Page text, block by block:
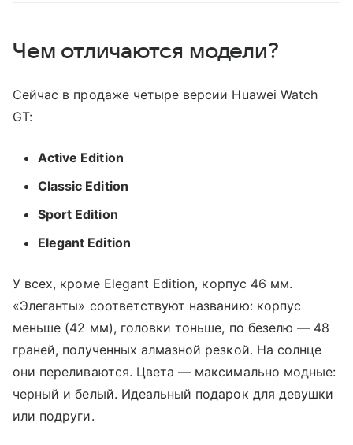
Чем отличаются модели?
Сейчас в продаже четыре версии Huawei Watch
GT:
Active Edition
Classic Edition
Sport Edition
Elegant Edition
У всех, кроме Elegant Edition, корпус 46 мм.
«Элеганты» соответствуют названию: корпус
меньше (42 мм), головки тоньше, по безелю — 48
граней, полученных алмазной резкой. На солнце
они переливаются. Цвета — максимально модные:
черный и белый. Идеальный подарок для девушки
или подруги.